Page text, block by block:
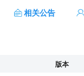
相关公告
版本